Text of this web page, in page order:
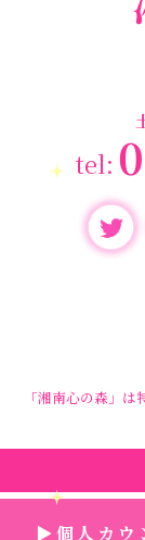
＃心
▶個人カウ
「湘南心の森」